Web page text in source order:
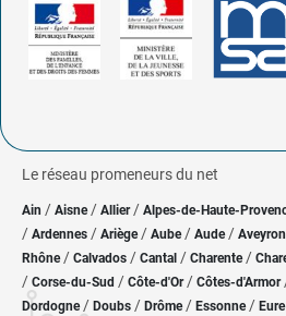
Le réseau promeneurs du net
Ain / Aisne/ Allier/ Alpes-de-Haute-
/ Ardennes / Ariège/ Aube/ Aude / Aveyron
Rhône/ Calvados / Cantal / Charente /
/ Corse-du-Sud / Côte-d'Or / Côtes-d'Armor
Dordogne/ Doubs / Drôme/ Essonne / Eure